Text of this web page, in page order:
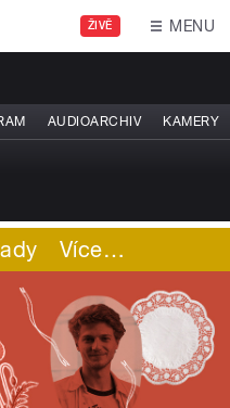
ŽIVĚ MENU
AUDIOARCHIV KAMERY
Více…